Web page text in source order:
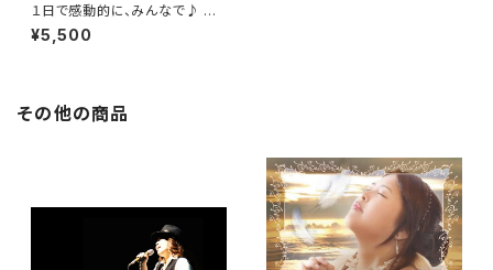
１日で感動的に、みんなで♪ も
っと！歌がうまくなる！！魔法の音
楽祭 ＤＶＤ
¥5,500
その他の商品